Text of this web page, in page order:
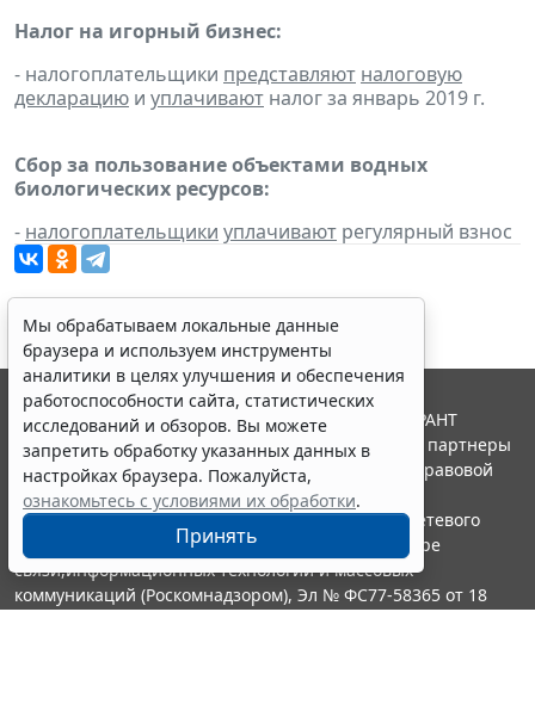
Налог на игорный бизнес:
- налогоплательщики представляют налоговую
декларацию и уплачивают налог за январь 2019 г.
Сбор за пользование объектами водных
биологических ресурсов:
- налогоплательщики уплачивают регулярный взнос
Мы обрабатываем локальные данные
браузера и используем инструменты
аналитики в целях улучшения и обеспечения
работоспособности сайта, статистических
исследований и обзоров. Вы можете
запретить обработку указанных данных в
настройках браузера. Пожалуйста,
ознакомьтесь с условиями их обработки.
Принять
© ООО "НПП "ГАРАНТ-СЕРВИС", 2026. Система ГАРАНТ
выпускается с 1990 года. Компания "Гарант" и ее партнеры
являются участниками Российской ассоциации правовой
информации ГАРАНТ.
Портал ГАРАНТ.РУ зарегистрирован в качестве сетевого
издания Федеральной службой по надзору в сфере
связи,информационных технологий и массовых
коммуникаций (Роскомнадзором), Эл № ФС77-58365 от 18